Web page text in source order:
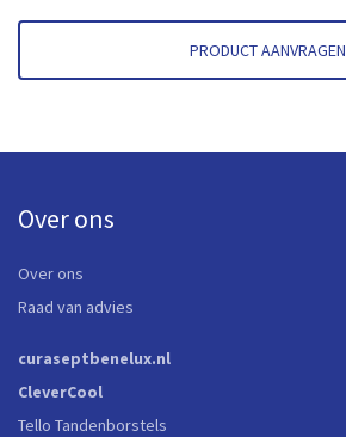
PRODUCT AANVRAGEN
Over ons
Over ons
Raad van advies
curaseptbenelux.nl
CleverCool
Tello Tandenborstels